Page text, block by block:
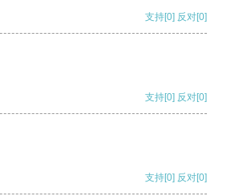
支持[0] 反对[0]
支持[0] 反对[0]
支持[0] 反对[0]